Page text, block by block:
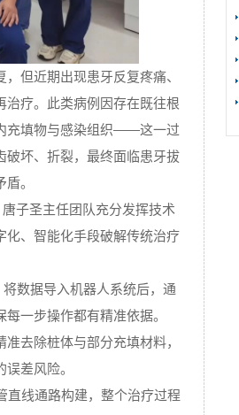
但近期出现患牙反复疼痛、
治疗。此类病例因存在既往根
充填物与感染组织——这一过
破坏、折裂，最终面临患牙拔
。
子圣主任团队充分发挥技术
化、智能化手段破解传统治疗
数据导入机器人系统后，通
一步操作都有精准依据。
去除桩体与部分充填材料，
差风险。
直线通路构建，整个治疗过程